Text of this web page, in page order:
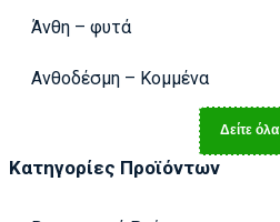
Άνθη – φυτά
Ανθοδέσμη – Κομμένα
Δείτε όλα
Κατηγορίες Προϊόντων